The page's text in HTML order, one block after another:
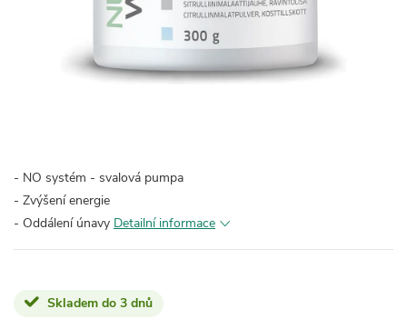
- NO systém - svalová pumpa
- Zvýšení energie
- Oddálení únavy Detailní informace
Skladem do 3 dnů